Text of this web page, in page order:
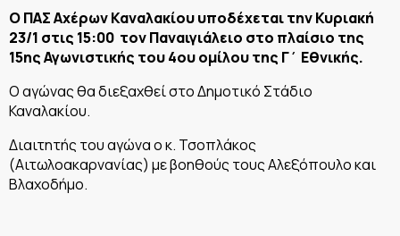
Ο ΠΑΣ Αχέρων Καναλακίου υποδέχεται την Κυριακή
23/1 στις 15:00 τον Παναιγιάλειο στο πλαίσιο της
15ης Αγωνιστικής του 4ου ομίλου της Γ΄ Εθνικής.
Ο αγώνας θα διεξαχθεί στο Δημοτικό Στάδιο
Καναλακίου.
Διαιτητής του αγώνα ο κ. Τσοπλάκος
(Αιτωλοακαρνανίας) με βοηθούς τους Αλεξόπουλο και
Βλαχοδήμο.